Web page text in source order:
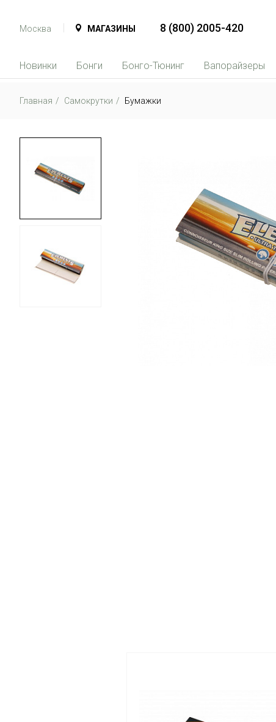
Москва МАГАЗИНЫ 8 (800) 2005-420
Новинки Бонги Бонго-Тюнинг Вапорайзеры
Главная Самокрутки Бумажки